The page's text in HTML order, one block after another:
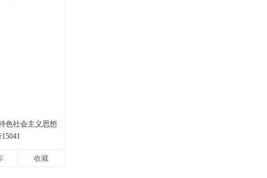
色社会主义思想
收藏